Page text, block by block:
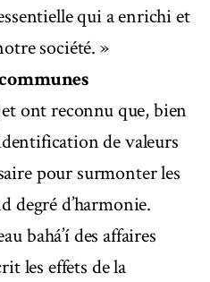
qui a enrichi et
société. »
ont reconnu que, bien
de valeurs
pour surmonter les
degré d’harmonie.
bahá’í des affaires
les effets de la